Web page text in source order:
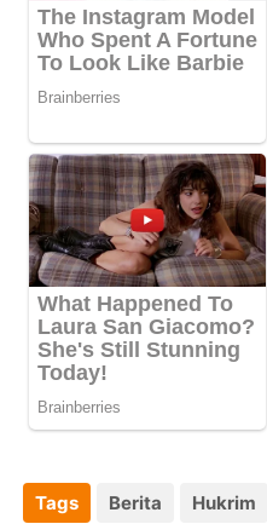
Tags Berita Hukrim